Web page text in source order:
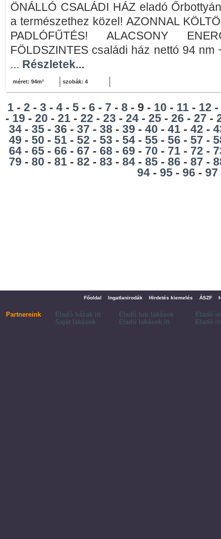
ÖNÁLLÓ CSALÁDI HÁZ eladó
a természethez közel! AZONNAL
PADLÓFŰTÉS! ALACSONY
FÖLDSZINTES családi ház nettó 94 nm
... Részletek...
méret: 94m² szobák: 4
1 - 2 - 3 - 4 - 5 - 6 - 7 - 8 - 9 - 10 - 11 - 12 -
- 19 - 20 - 21 - 22 - 23 - 24 - 25 - 26 - 27 -
34 - 35 - 36 - 37 - 38 - 39 - 40 - 41 - 42 -
49 - 50 - 51 - 52 - 53 - 54 - 55 - 56 - 57 -
64 - 65 - 66 - 67 - 68 - 69 - 70 - 71 - 72 -
79 - 80 - 81 - 82 - 83 - 84 - 85 - 86 - 87 -
94 - 95 - 96 - 97
Főoldal Ingatlanirodák Hirdetés kiemelés ÁSZF
Partnereink Eladó házak itt Eladó tuti lakások
Eladó
Saját lakások
Eladó lakások itt Eladó